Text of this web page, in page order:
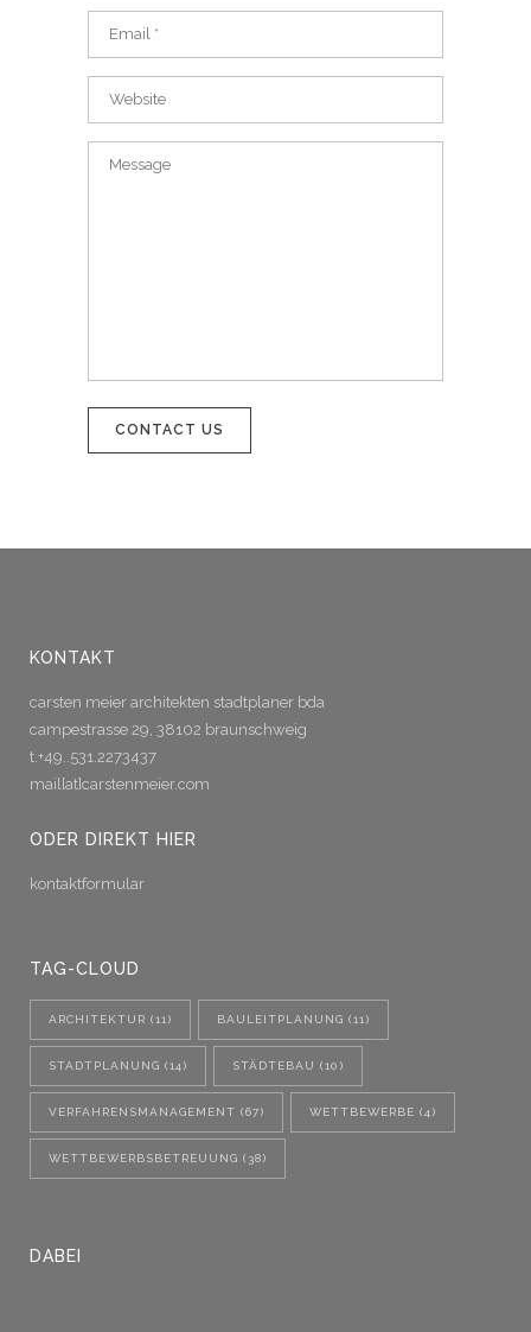
KONTAKT
carsten meier architekten stadtplaner bda
campestrasse 29, 38102 braunschweig
t.+49..531.2273437
mail[at]carstenmeier.com
ODER DIREKT HIER
kontaktformular
TAG-CLOUD
ARCHITEKTUR (11) BAULEITPLANUNG (11)
STADTPLANUNG (14) STÄDTEBAU (10)
VERFAHRENSMANAGEMENT (67) WETTBEWERBE (4)
WETTBEWERBSBETREUUNG (38)
DABEI